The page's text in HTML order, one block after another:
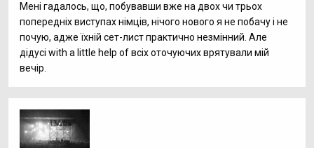
Мені гадалось, що, побувавши вже на двох чи трьох
попередніх виступах німців, нічого нового я не побачу і не
почую, адже їхній сет-лист практично незмінний. Але
дідусі with a little help of всіх оточуючих врятували мій
вечір.